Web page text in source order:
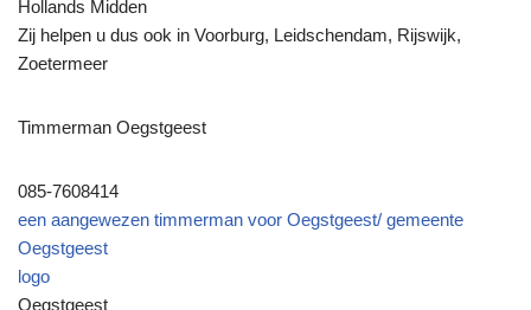
Hollands Midden
Zij helpen u dus ook in Voorburg, Leidschendam, Rijswijk,
Zoetermeer
Timmerman Oegstgeest
085-7608414
een aangewezen timmerman voor Oegstgeest/ gemeente
Oegstgeest
logo
Oegstgeest